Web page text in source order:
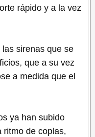
rápido y a la vez
sirenas que se
que a su vez
a medida que el
ya han subido
ritmo de coplas,